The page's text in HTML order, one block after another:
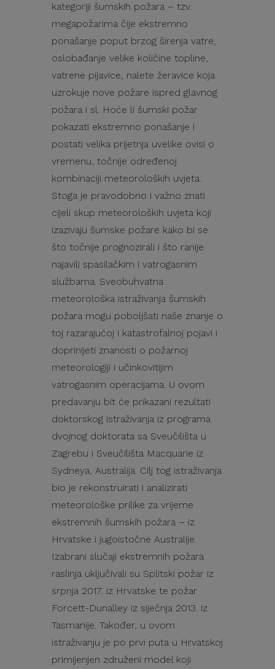
kategoriji šumskih požara – tzv.
megapožarima čije ekstremno
ponašanje poput brzog širenja vatre,
oslobađanje velike količine topline,
vatrene pijavice, nalete žeravice koja
uzrokuje nove požare ispred glavnog
požara i sl. Hoće li šumski požar
pokazati ekstremno ponašanje i
postati velika prijetnja uvelike ovisi o
vremenu, točnije određenoj
kombinaciji meteoroloških uvjeta.
Stoga je pravodobno i važno znati
cijeli skup meteoroloških uvjeta koji
izazivaju šumske požare kako bi se
što točnije prognozirali i što ranije
najavili spasilačkim i vatrogasnim
službama. Sveobuhvatna
meteorološka istraživanja šumskih
požara mogu poboljšati naše znanje o
toj razarajućoj i katastrofalnoj pojavi i
doprinijeti znanosti o požarnoj
meteorologiji i učinkovitijim
vatrogasnim operacijama. U ovom
predavanju bit će prikazani rezultati
doktorskog istraživanja iz programa
dvojnog doktorata sa Sveučilišta u
Zagrebu i Sveučilišta Macquarie iz
Sydneya, Australija. Cilj tog istraživanja
bio je rekonstruirati i analizirati
meteorološke prilike za vrijeme
ekstremnih šumskih požara – iz
Hrvatske i jugoistočne Australije.
Izabrani slučaji ekstremnih požara
raslinja uključivali su Splitski požar iz
srpnja 2017. iz Hrvatske te požar
Forcett-Dunalley iz siječnja 2013. iz
Tasmanije. Također, u ovom
istraživanju je po prvi puta u Hrvatskoj
primijenjen združeni model koji